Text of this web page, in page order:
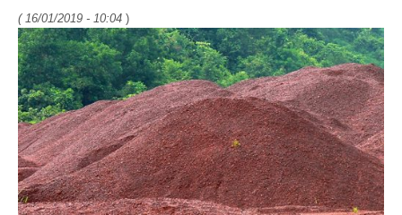
( 16/01/2019 - 10:04 )